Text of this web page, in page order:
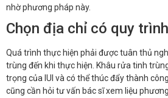
nhờ phương pháp này.
Chọn địa chỉ có quy
Quá trình thực hiện phải được tuân thủ
trùng đến khi thực hiện. Khâu rửa tinh
trọng của IUI và có thể thúc đẩy thành
cũng cần hỏi tư vấn bác sĩ xem liệu